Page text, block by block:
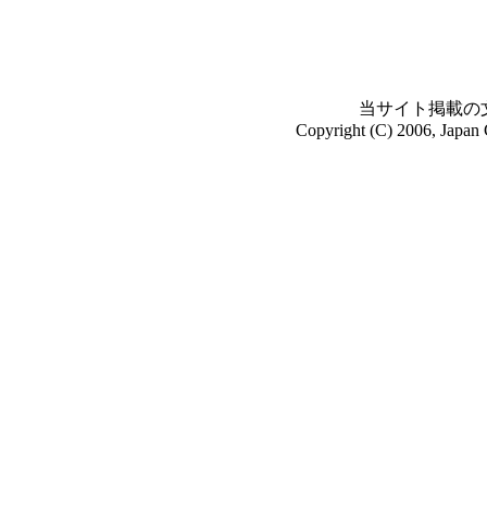
当サイト掲載の
Copyright (C) 2006, Japan